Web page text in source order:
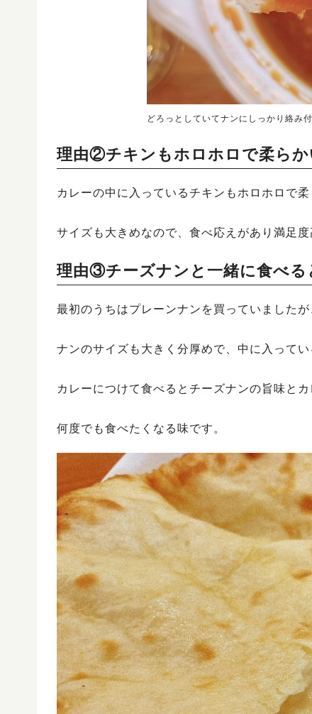
どろっとしていてナンにしっかり絡み付
理由②チキンもホロホロで柔らか
カレーの中に入っているチキンもホロホロで柔
サイズも大きめなので、食べ応えがあり満足度
理由③チーズナンと一緒に食べる
最初のうちはプレーンナンを買っていました
ナンのサイズも大きく分厚めで、中に入って
カレーにつけて食べるとチーズナンの旨味とカ
何度でも食べたくなる味です。